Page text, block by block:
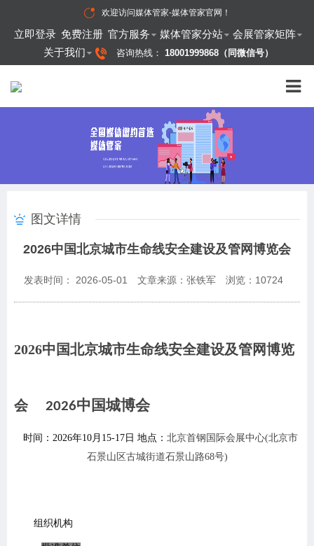
欢迎访问媒体管家-媒体管家官网 ！
立即登录 免费注册 官方服务 媒体管家分站
会展管家矩阵
关于我们
咨询热线： 18001999868（同微信号）
图文详情
2026中国北京城市生命线安全建设及管网博览会
发表时间： 2026-05-01 文章来源：张铁军 浏览： 10724
2026中 国北京城市生命线安全建设及管网博览
会 2026中国城博会
时间： 2026年10月15-17 日 地点： 北京首钢国际会展中心(北京市
石景山区古城街道石景山路68号)
组织机构